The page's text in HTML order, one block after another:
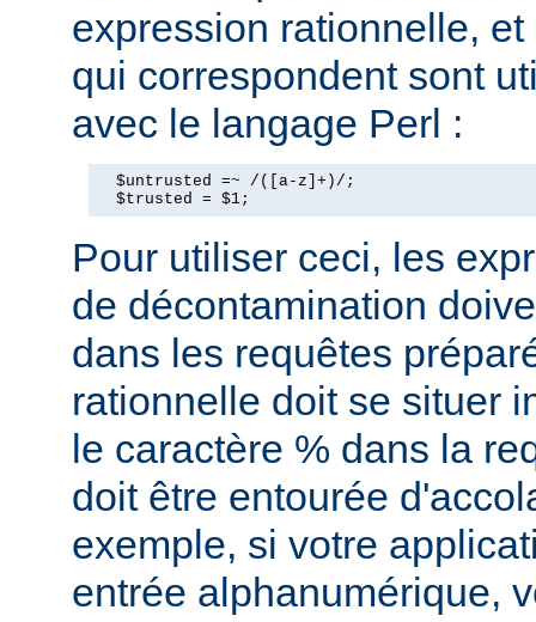
expression rationnelle,
qui correspondent sont
avec le langage Perl :
  $untrusted =~ /([a-z]+)/;
  $trusted = $1;
Pour utiliser ceci, les
de décontamination
dans les requêtes
rationnelle doit se situer
le caractère % dans la
doit être entourée
exemple, si votre
entrée alphanumérique,